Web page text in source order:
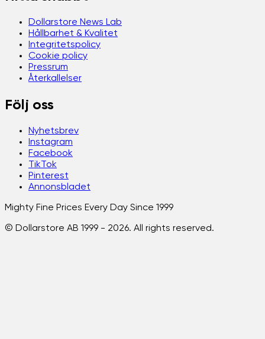
Dollarstore News Lab
Hållbarhet & Kvalitet
Integritetspolicy
Cookie policy
Pressrum
Återkallelser
Följ oss
Nyhetsbrev
Instagram
Facebook
TikTok
Pinterest
Annonsbladet
Mighty Fine Prices Every Day Since 1999
© Dollarstore AB 1999 - 2026. All rights reserved.